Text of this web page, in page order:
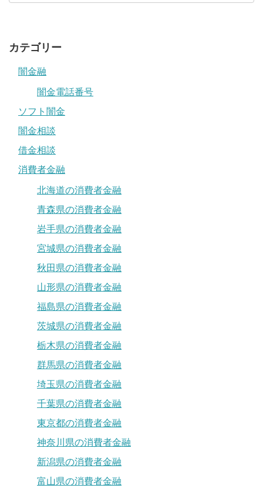
カテゴリー
闇金融
闇金電話番号
ソフト闇金
闇金相談
借金相談
消費者金融
北海道の消費者金融
青森県の消費者金融
岩手県の消費者金融
宮城県の消費者金融
秋田県の消費者金融
山形県の消費者金融
福島県の消費者金融
茨城県の消費者金融
栃木県の消費者金融
群馬県の消費者金融
埼玉県の消費者金融
千葉県の消費者金融
東京都の消費者金融
神奈川県の消費者金融
新潟県の消費者金融
富山県の消費者金融